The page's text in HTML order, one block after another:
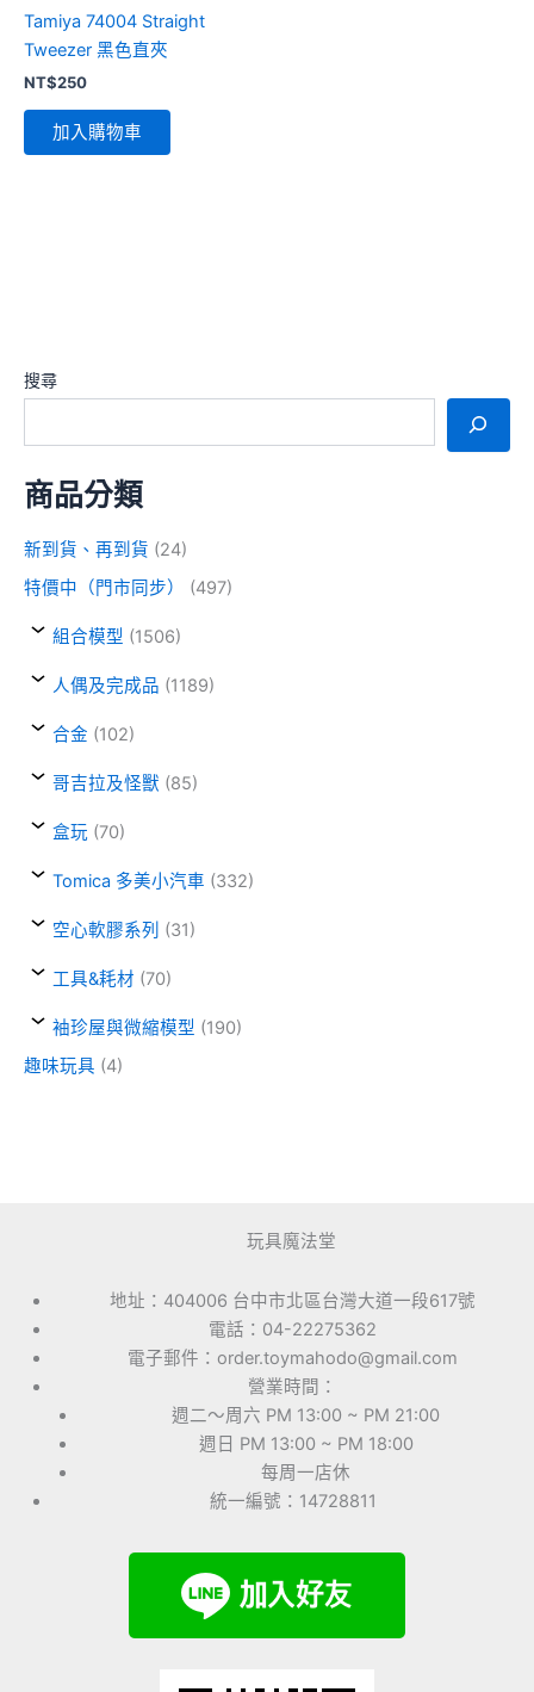
搜尋
商品分類
新到貨、再到貨 (24)
特價中（門市同步）
(497)
組合模型 (1506)
人偶及完成品 (1189)
合金 (102)
哥吉拉及怪獸 (85)
盒玩 (70)
Tomica 多美小汽車 (332)
空心軟膠系列 (31)
工具&耗材 (70)
袖珍屋與微縮模型 (190)
趣味玩具 (4)
Tamiya 74004 Straight
Tweezer 黑色直夾
NT$250
加入購物車
玩具魔法堂
地址：404006 台中市北區台灣大道一段617號
電話：04-22275362
電子郵件：order.toymahodo@gmail.com
營業時間：
週二～周六 PM 13:00 ~ PM 21:00
週日 PM 13:00 ~ PM 18:00
每周一店休
統一編號：14728811